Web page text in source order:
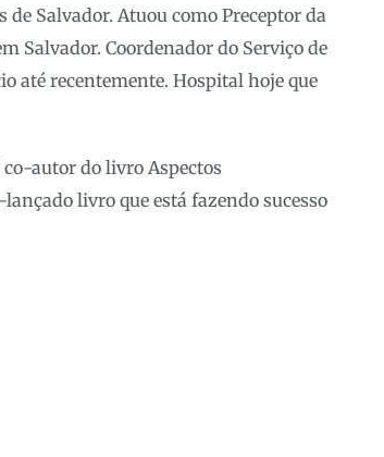
Salvador. Atuou como Preceptor da
Salvador. Coordenador do Serviço de
até recentemente. Hospital hoje que
autor do livro Aspectos
livro que está fazendo sucesso